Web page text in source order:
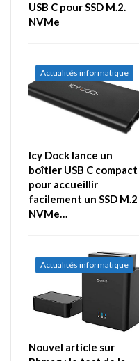
USB C pour SSD M.2.
NVMe
Actualités informatique
Icy Dock lance un
boîtier USB C compact
pour accueillir
facilement un SSD M.2
NVMe…
Actualités informatique
Nouvel article sur